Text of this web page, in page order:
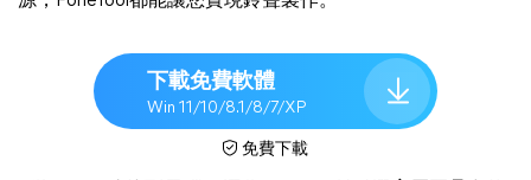
下載免費軟體
Win 11/10/8.1/8/7/XP
免費下載